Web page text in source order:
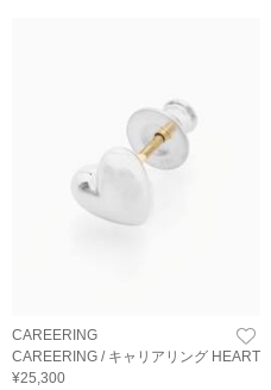
CAREERING
CAREERING / キャリアリング HEART
¥25,300